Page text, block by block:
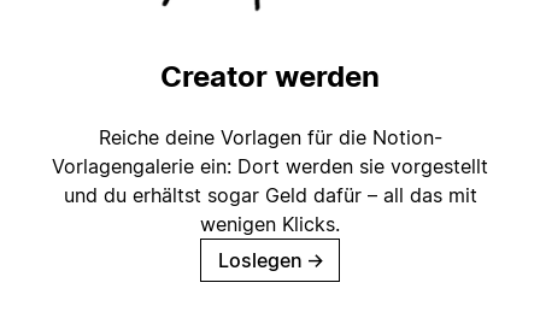
Creator werden
Reiche deine Vorlagen für die Notion-
Vorlagengalerie ein: Dort werden sie vorgestellt
und du erhältst sogar Geld dafür – all das mit
wenigen Klicks.
Loslegen →